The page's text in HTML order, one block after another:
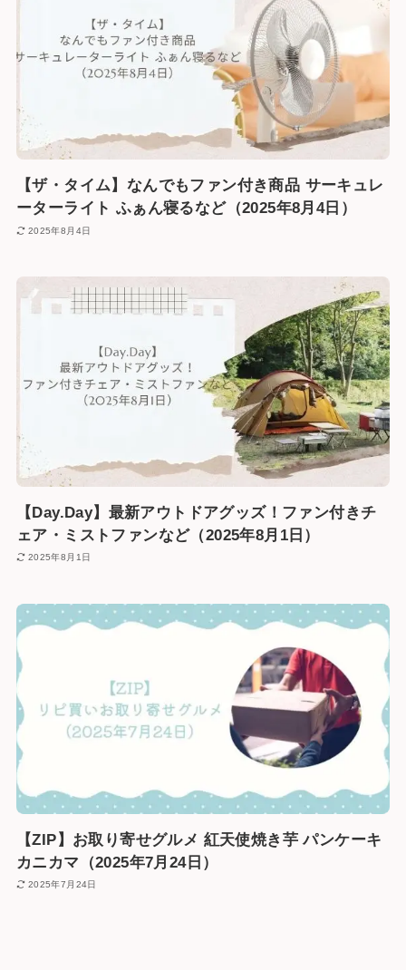
【ザ・タイム】なんでもファン付き商品 サーキュレ
ーターライト ふぁん寝るなど（2025年8月4日）
2025年8月4日
【Day.Day】最新アウトドアグッズ！ファン付きチ
ェア・ミストファンなど（2025年8月1日）
2025年8月1日
【ZIP】お取り寄せグルメ 紅天使焼き芋 パンケーキ
カニカマ（2025年7月24日）
2025年7月24日